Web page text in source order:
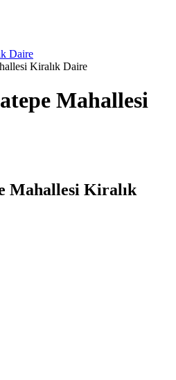
Daire
Kiralık Daire
Mahallesi
Mahallesi Kiralık